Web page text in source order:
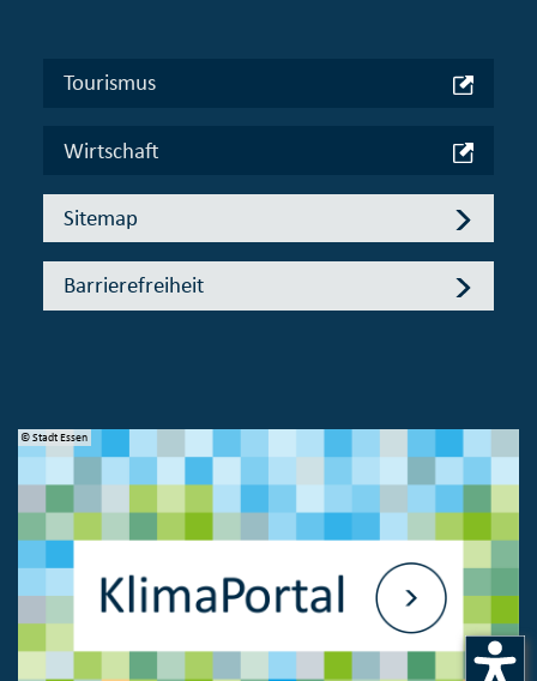
Tourismus
Wirtschaft
Sitemap
Barrierefreiheit
© Stadt Essen